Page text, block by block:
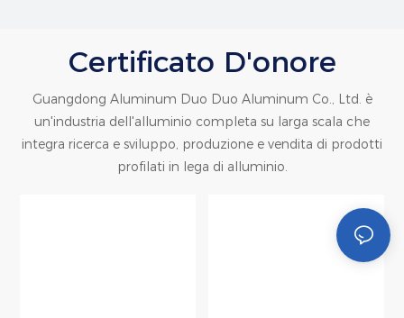
Certificato D'onore
Guangdong Aluminum Duo Duo Aluminum Co., Ltd. è
un'industria dell'alluminio completa su larga scala che
integra ricerca e sviluppo, produzione e vendita di prodotti
profilati in lega di alluminio.